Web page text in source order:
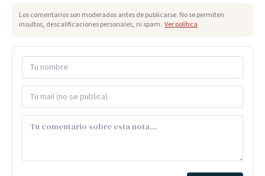
Los comentarios son moderados antes de publicarse. No se permiten
insultos, descalificaciones personales, ni spam. Ver política